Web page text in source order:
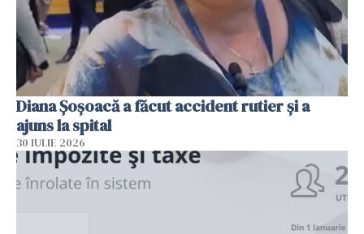
Diana Șoșoacă a făcut accident rutier și a
ajuns la spital
30 IULIE 2026